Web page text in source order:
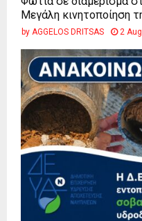
Μεγάλη κινητοποίηση
by AGGELOS DRITSAS 2